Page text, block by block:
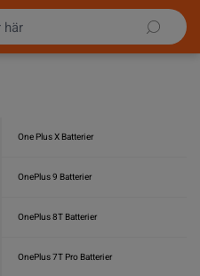
One Plus X Batterier
OnePlus 9 Batterier
OnePlus 8T Batterier
OnePlus 7T Pro Batterier